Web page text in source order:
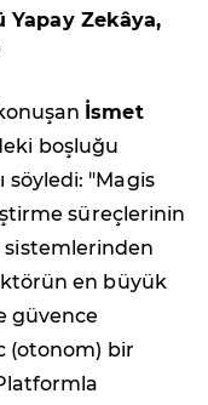
Yapay Zekâya,
İsmet
boşluğu
"Magis
süreçlerinin
en büyük
güvence
(otonom) bir